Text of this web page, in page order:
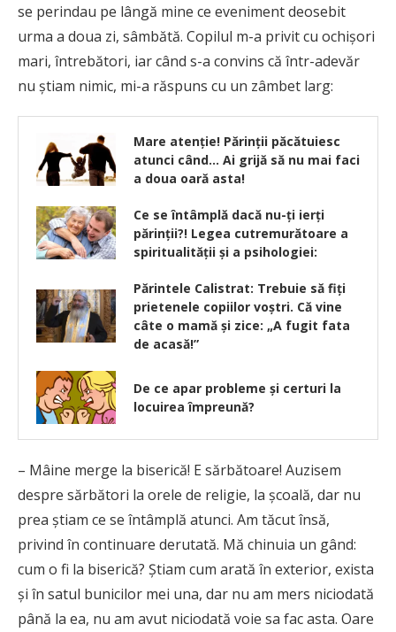
se perindau pe lângă mine ce eveniment deosebit
urma a doua zi, sâmbătă. Copilul m-a privit cu ochişori
mari, întrebători, iar când s-a convins că într-adevăr
nu ştiam nimic, mi-a răspuns cu un zâmbet larg:
Mare atenție! Părinții păcătuiesc
atunci când… Ai grijă să nu mai faci
a doua oară asta!
Ce se întâmplă dacă nu-ți ierți
părinții?! Legea cutremurătoare a
spiritualității și a psihologiei:
Părintele Calistrat: Trebuie să fiți
prietenele copiilor voștri. Că vine
câte o mamă și zice: „A fugit fata
de acasă!”
De ce apar probleme și certuri la
locuirea împreună?
– Mâine merge la biserică! E sărbătoare! Auzisem
despre sărbători la orele de religie, la şcoală, dar nu
prea ştiam ce se întâmplă atunci. Am tăcut însă,
privind în continuare derutată. Mă chinuia un gând:
cum o fi la biserică? Ştiam cum arată în exterior, exista
şi în satul bunicilor mei una, dar nu am mers niciodată
până la ea, nu am avut niciodată voie sa fac asta. Oare